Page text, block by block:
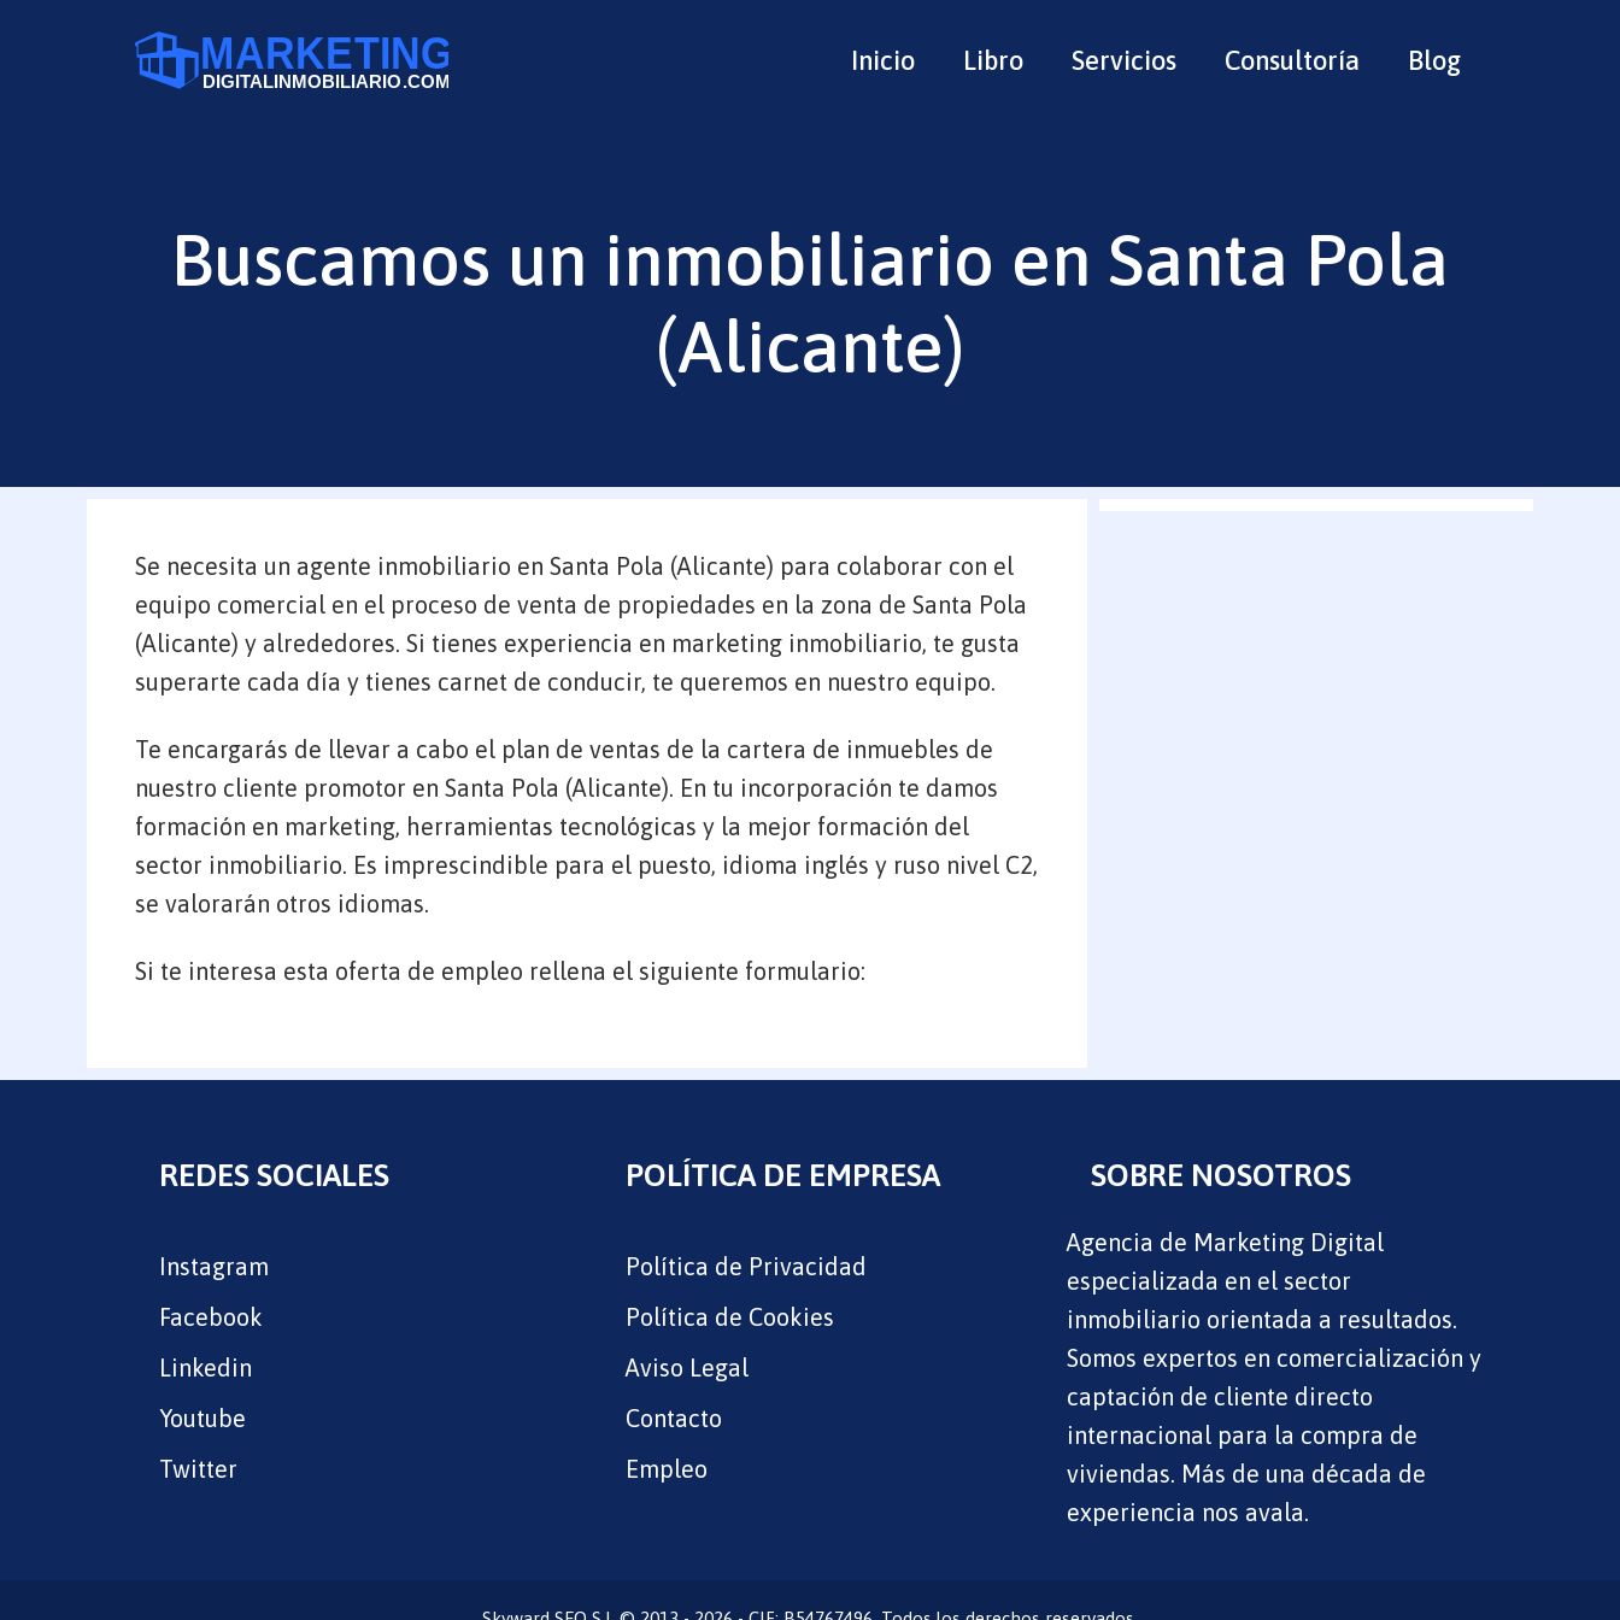
Inicio Libro Servicios Consultoría Blog
Buscamos un inmobiliario en Santa Pola
(Alicante)
Se necesita un agente inmobiliario en Santa Pola (Alicante) para colaborar con el
equipo comercial en el proceso de venta de propiedades en la zona de Santa Pola
(Alicante) y alrededores. Si tienes experiencia en marketing inmobiliario, te gusta
superarte cada día y tienes carnet de conducir, te queremos en nuestro equipo.
Te encargarás de llevar a cabo el plan de ventas de la cartera de inmuebles de
nuestro cliente promotor en Santa Pola (Alicante). En tu incorporación te damos
formación en marketing, herramientas tecnológicas y la mejor formación del
sector inmobiliario. Es imprescindible para el puesto, idioma inglés y ruso nivel C2,
se valorarán otros idiomas.
Si te interesa esta oferta de empleo rellena el siguiente formulario:
REDES SOCIALES
Instagram
Facebook
Linkedin
Youtube
Twitter
POLÍTICA DE EMPRESA
Política de Privacidad
Política de Cookies
Aviso Legal
Contacto
Empleo
SOBRE NOSOTROS
Agencia de Marketing Digital
especializada en el sector
inmobiliario orientada a resultados.
Somos expertos en comercialización y
captación de cliente directo
internacional para la compra de
viviendas. Más de una década de
experiencia nos avala.